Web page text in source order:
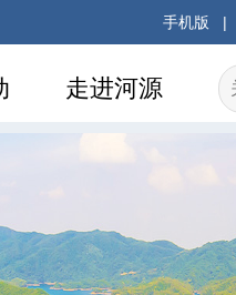
手机版 |
走进河源